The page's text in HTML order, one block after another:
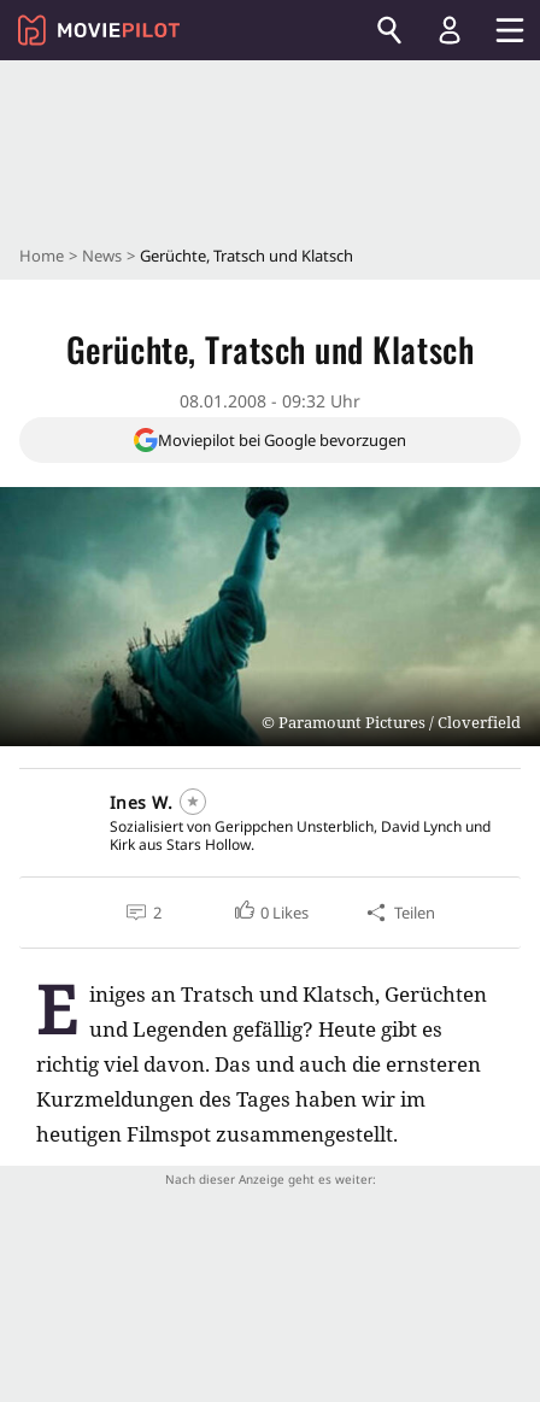
Home News Gerüchte, Tratsch und Klatsch
Gerüchte, Tratsch und Klatsch
08.01.2008 - 09:32 Uhr
Moviepilot bei Google bevorzugen
Paramount Pictures / Cloverfield
Ines W.
Sozialisiert von Gerippchen Unsterblich, David Lynch und
Kirk aus Stars Hollow.
2 0 Likes Teilen
E iniges an Tratsch und Klatsch, Gerüchten
und Legenden gefällig? Heute gibt es
richtig viel davon. Das und auch die ernsteren
Kurzmeldungen des Tages haben wir im
heutigen Filmspot zusammengestellt.